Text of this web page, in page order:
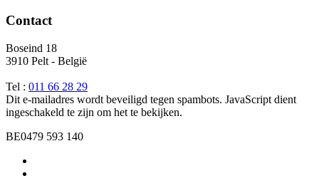
Contact
Boseind 18
3910 Pelt - België
Tel : 011 66 28 29
Dit e-mailadres wordt beveiligd tegen spambots. JavaScript dient
ingeschakeld te zijn om het te bekijken.
BE0479 593 140